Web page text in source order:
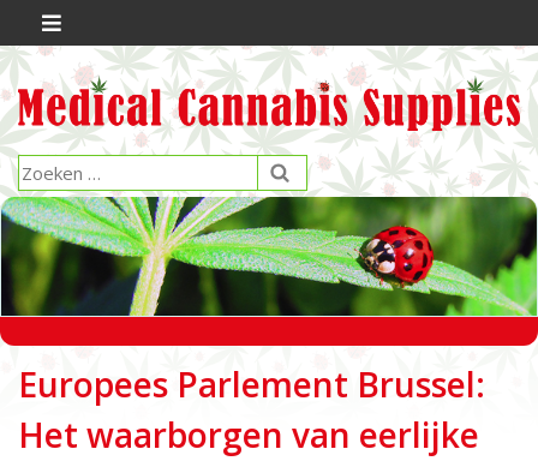
Europees Parlement Brussel:
Het waarborgen van eerlijke